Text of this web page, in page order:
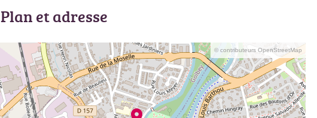
Plan et adresse
© contributeurs OpenStreetMap